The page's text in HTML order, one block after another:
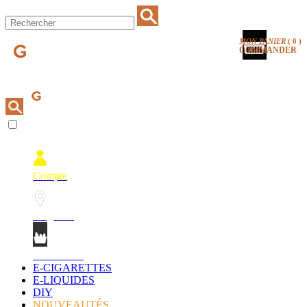
MON PANIER ( 0 )
COMMANDER
Compte
E-CIGARETTES
E-LIQUIDES
DIY
NOUVEAUTÉS